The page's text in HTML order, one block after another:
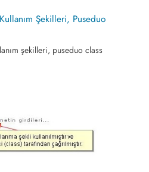
Şekilleri, Puseduo
şekilleri, puseduo class